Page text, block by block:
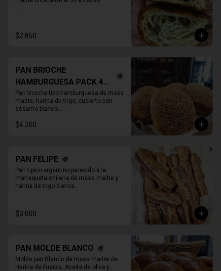
despacho*
$2.850
PAN BRIOCHE
HAMBURGUESA PACK 4
UNIDADES
Pan brioche tipo hamburguesa de masa
madre, harina de trigo, cubierto con
sésamo blanco
$4.200
PAN FELIPE
Pan tipico argentino parecido a la
marraqueta chilena de masa madre y
harina de trigo blanca.
$3.000
PAN MOLDE BLANCO
Molde pan Blanco de masa madre de
Harina de Fuerza, Aceite de oliva y